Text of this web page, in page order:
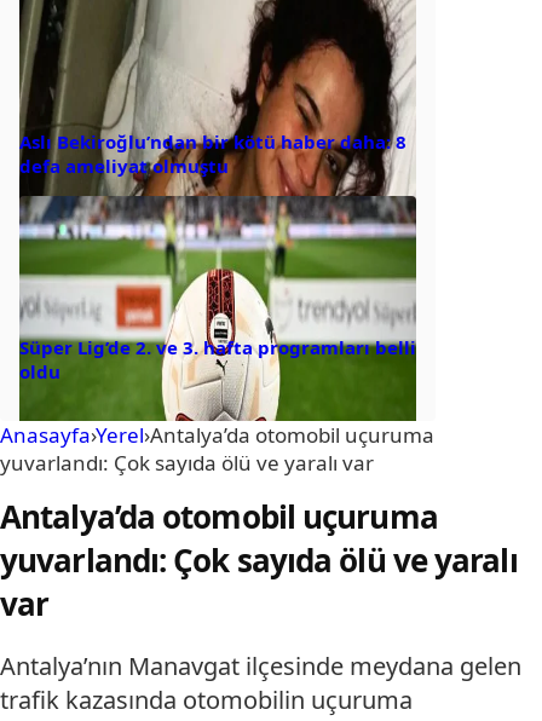
Aslı Bekiroğlu’ndan bir kötü haber daha: 8
defa ameliyat olmuştu
Süper Lig’de 2. ve 3. hafta programları belli
oldu
Anasayfa›Yerel›Antalya’da otomobil uçuruma
yuvarlandı: Çok sayıda ölü ve yaralı var
Antalya’da otomobil uçuruma
yuvarlandı: Çok sayıda ölü ve yaralı
var
Antalya’nın Manavgat ilçesinde meydana gelen
trafik kazasında otomobilin uçuruma